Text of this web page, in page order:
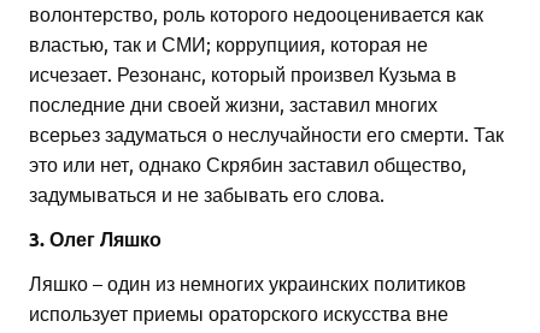
волонтерство, роль которого недооценивается как
властью, так и СМИ; коррупциия, которая не
исчезает. Резонанс, который произвел Кузьма в
последние дни своей жизни, заставил многих
всерьез задуматься о неслучайности его смерти. Так
это или нет, однако Скрябин заставил общество,
задумываться и не забывать его слова.
3. Олег Ляшко
Ляшко – один из немногих украинских политиков
использует приемы ораторского искусства вне